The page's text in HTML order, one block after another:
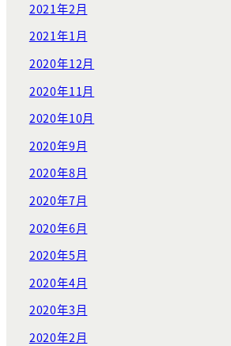
2021年2月
2021年1月
2020年12月
2020年11月
2020年10月
2020年9月
2020年8月
2020年7月
2020年6月
2020年5月
2020年4月
2020年3月
2020年2月